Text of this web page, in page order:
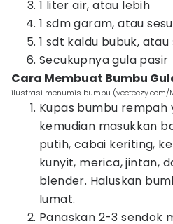
1 liter air, atau lebih
1 sdm garam, atau
1 sdt kaldu bubuk,
Secukupnya gula pasir
Cara Membuat Bumbu
ilustrasi menumis bumbu (vecteezy.com/
Kupas bumbu rempah
kemudian masukkan
putih, cabai keriting,
kunyit, merica, jintan,
blender. Haluskan
lumat.
Panaskan 2-3 sendok